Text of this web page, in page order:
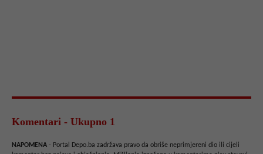
Komentari - Ukupno 1
NAPOMENA - Portal Depo.ba zadržava pravo da obriše neprimjereni dio ili cijeli